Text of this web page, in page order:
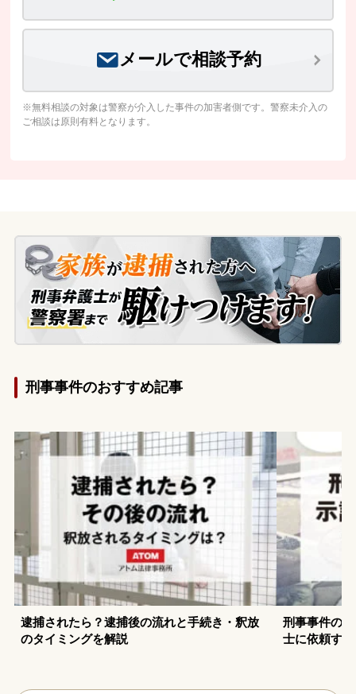
メールで相談予約
※無料相談の対象は警察が介入した事件の加害者側です。警察未介入の
ご相談は原則有料となります。
刑事事件のおすすめ記事
逮捕されたら？逮捕後の流れと手続き・釈放
のタイミングを解説
刑事事件の
士に依頼す